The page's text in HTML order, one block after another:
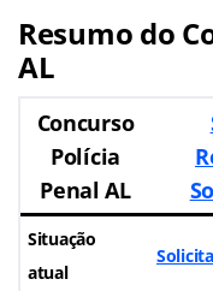
Resumo do
AL
Concurso
Polícia
Penal AL
Situação
atual